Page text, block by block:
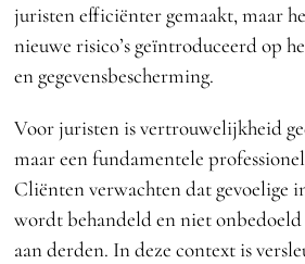
juristen efficiënter gemaakt, maar
nieuwe risico’s geïntroduceerd op
en gegevensbescherming.
Voor juristen is vertrouwelijkheid
maar een fundamentele
Cliënten verwachten dat gevoelige
wordt behandeld en niet
aan derden. In deze context is